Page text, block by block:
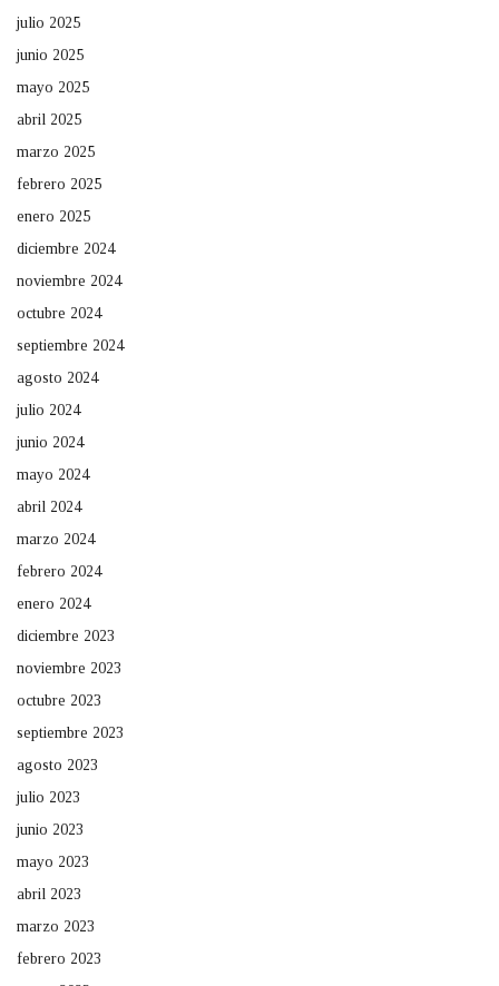
julio 2025
junio 2025
mayo 2025
abril 2025
marzo 2025
febrero 2025
enero 2025
diciembre 2024
noviembre 2024
octubre 2024
septiembre 2024
agosto 2024
julio 2024
junio 2024
mayo 2024
abril 2024
marzo 2024
febrero 2024
enero 2024
diciembre 2023
noviembre 2023
octubre 2023
septiembre 2023
agosto 2023
julio 2023
junio 2023
mayo 2023
abril 2023
marzo 2023
febrero 2023